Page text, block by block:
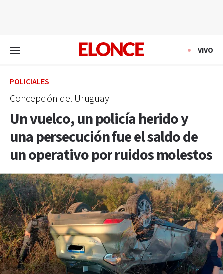
VIVO
POLICIALES
Concepción del Uruguay
Un vuelco, un policía herido y
una persecución fue el saldo de
un operativo por ruidos molestos